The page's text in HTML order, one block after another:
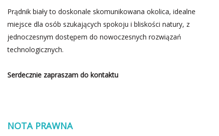
Prądnik biały to doskonale skomunikowana okolica, idealne
miejsce dla osób szukających spokoju i bliskości natury, z
jednoczesnym dostępem do nowoczesnych rozwiązań
technologicznych.
Serdecznie zapraszam do kontaktu
NOTA PRAWNA